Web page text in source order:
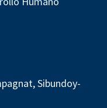
Sibundoy-